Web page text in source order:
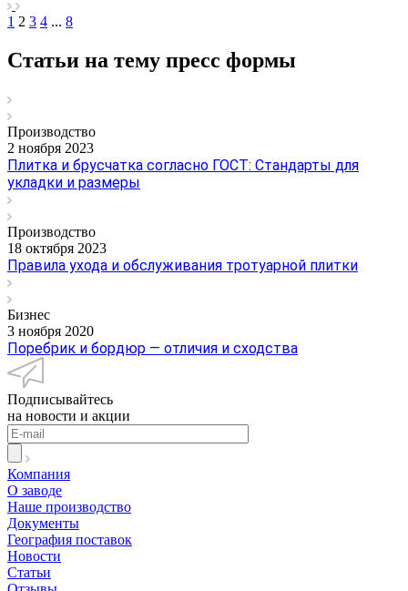
1 2 3 4 ... 8
Статьи на тему пресс формы
Производство
2 ноября 2023
Плитка и брусчатка согласно ГОСТ: Стандарты для
укладки и размеры
Производство
18 октября 2023
Правила ухода и обслуживания тротуарной плитки
Бизнес
3 ноября 2020
Поребрик и бордюр — отличия и сходства
Подписывайтесь
на новости и акции
Компания
О заводе
Наше производство
Документы
География поставок
Новости
Статьи